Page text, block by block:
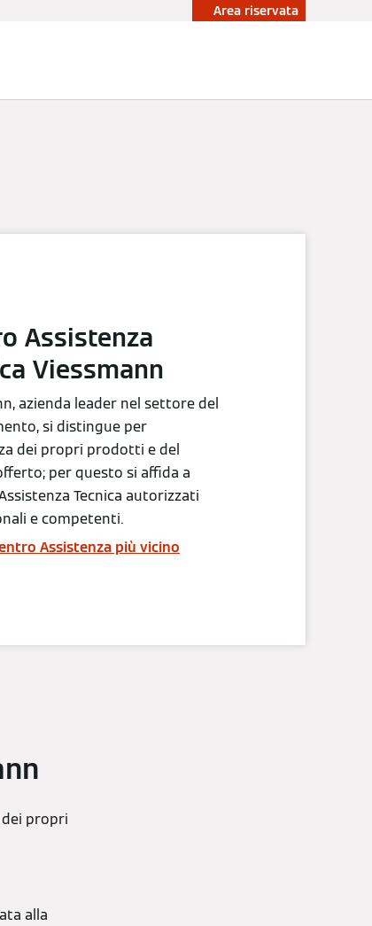
Area riservata
Assistenza
Viessmann
azienda leader nel settore del
si distingue per
dei propri prodotti e del
per questo si affida a
Tecnica autorizzati
e competenti.
Assistenza più vicino
dei propri
alla